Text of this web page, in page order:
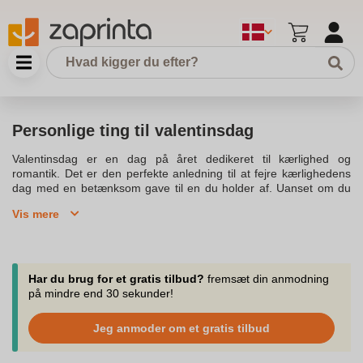
Personlige ting til valentinsdag
Valentinsdag er en dag på året dedikeret til kærlighed og
romantik. Det er den perfekte anledning til at fejre kærlighedens
dag med en betænksom gave til en du holder af. Uanset om du
kan du finde et stort udvalg af personlige gaver til valentinsdag,
der viser, hvor meget du værdsætter personen i dit liv. Fra
skræddersyede romantiske gaver til unikke valentinsgaver, der
fejres valentinsdag med stil. Leder du efter en perfekt gave til
valentinsgaver.Valentinsdag 2024 nærmer sig, og det er tid til at
vælge den perfekte gave, der vil gøre valentinsdag sammen med
din elskede helt speciel. Forkæle kvinden i dit liv med en
Vis mere
Har du brug for et gratis tilbud? fremsæt din anmodning
på mindre end 30 sekunder!
Jeg anmoder om et gratis tilbud